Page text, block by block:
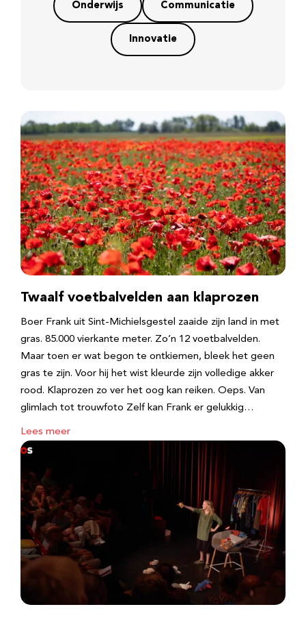
Onderwijs Communicatie
Innovatie
Twaalf voetbalvelden aan klaprozen
Boer Frank uit Sint-Michielsgestel zaaide zijn land in met
gras. 85.000 vierkante meter. Zo’n 12 voetbalvelden.
Maar toen er wat begon te ontkiemen, bleek het geen
gras te zijn. Voor hij het wist kleurde zijn volledige akker
rood. Klaprozen zo ver het oog kan reiken. Oeps. Van
glimlach tot trouwfoto Zelf kan Frank er gelukkig…
Lees meer